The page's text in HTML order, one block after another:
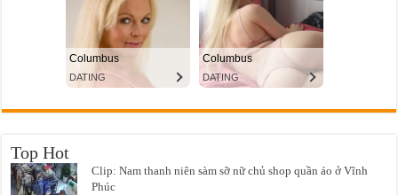
Top Hot
Clip: Nam thanh niên sàm sỡ nữ chủ shop quần áo ở Vĩnh
Phúc